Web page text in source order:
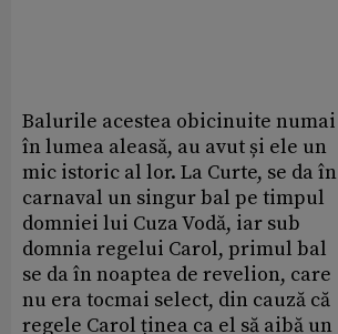
Balurile acestea obicinuite numai
în lumea aleasă, au avut și ele un
mic istoric al lor. La Curte, se da în
carnaval un singur bal pe timpul
domniei lui Cuza Vodă, iar sub
domnia regelui Carol, primul bal
se da în noaptea de revelion, care
nu era tocmai select, din cauză că
regele Carol ținea ca el să aibă un